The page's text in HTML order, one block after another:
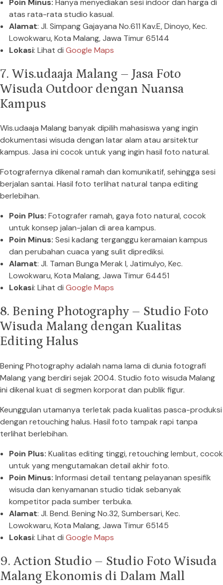
atas rata-rata studio kasual.
Alamat: Jl. Simpang Gajayana No.611 Kav.E, Dinoyo, Kec.
Lowokwaru, Kota Malang, Jawa Timur 65144
Lokasi: Lihat di Google Maps
7. Wis.udaaja Malang – Jasa Foto
Wisuda Outdoor dengan Nuansa
Kampus
Wis.udaaja Malang banyak dipilih mahasiswa yang ingin
dokumentasi wisuda dengan latar alam atau arsitektur
kampus. Jasa ini cocok untuk yang ingin hasil foto natural.
Fotografernya dikenal ramah dan komunikatif, sehingga sesi
berjalan santai. Hasil foto terlihat natural tanpa editing
berlebihan.
Poin Plus: Fotografer ramah, gaya foto natural, cocok
untuk konsep jalan-jalan di area kampus.
Poin Minus: Sesi kadang terganggu keramaian kampus
dan perubahan cuaca yang sulit diprediksi.
Alamat: Jl. Taman Bunga Merak I, Jatimulyo, Kec.
Lowokwaru, Kota Malang, Jawa Timur 64451
Lokasi: Lihat di Google Maps
8. Bening Photography – Studio Foto
Wisuda Malang dengan Kualitas
Editing Halus
Bening Photography adalah nama lama di dunia fotografi
Malang yang berdiri sejak 2004. Studio foto wisuda Malang
ini dikenal kuat di segmen korporat dan publik figur.
Keunggulan utamanya terletak pada kualitas pasca-produksi
dengan retouching halus. Hasil foto tampak rapi tanpa
terlihat berlebihan.
Poin Plus: Kualitas editing tinggi, retouching lembut, cocok
untuk yang mengutamakan detail akhir foto.
Poin Minus: Informasi detail tentang pelayanan spesifik
wisuda dan kenyamanan studio tidak sebanyak
kompetitor pada sumber terbuka.
Alamat: Jl. Bend. Bening No.32, Sumbersari, Kec.
Lowokwaru, Kota Malang, Jawa Timur 65145
Lokasi: Lihat di Google Maps
9. Action Studio – Studio Foto Wisuda
Malang Ekonomis di Dalam Mall